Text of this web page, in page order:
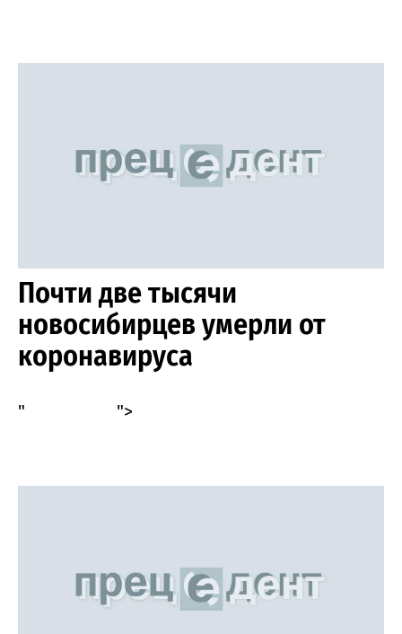
Почти две тысячи
новосибирцев умерли от
коронавируса
" ">